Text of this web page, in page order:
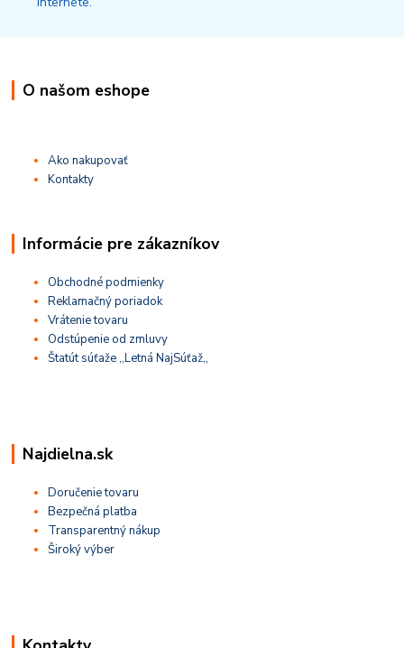
O našom eshope
Ako nakupovať
Kontakty
Informácie pre zákazníkov
Obchodné podmienky
Reklamačný poriadok
Vrátenie tovaru
Odstúpenie od zmluvy
Štatút súťaže ,,Letná NajSúťaž,,
Najdielna.sk
Doručenie tovaru
Bezpečná platba
Transparentný nákup
Široký výber